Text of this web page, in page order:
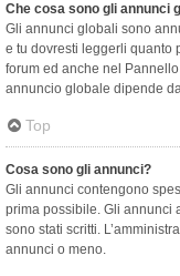
Che cosa sono gli annunci
Gli annunci globali sono
e tu dovresti leggerli quanto
forum ed anche nel
annuncio globale dipende
Top
Cosa sono gli annunci?
Gli annunci contengono
prima possibile. Gli annunci
sono stati scritti.
annunci o meno.